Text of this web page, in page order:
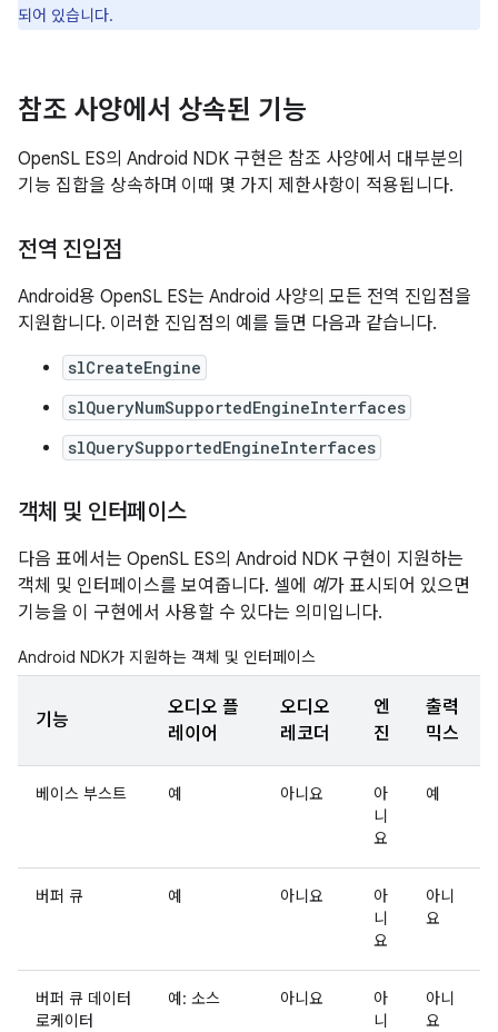
되어 있습니다.
참조 사양에서 상속된 기능
OpenSL ES의 Android NDK 구현은 참조 사양에서 대부분의
기능 집합을 상속하며 이때 몇 가지 제한사항이 적용됩니다.
전역 진입점
Android용 OpenSL ES는 Android 사양의 모든 전역 진입점을
지원합니다. 이러한 진입점의 예를 들면 다음과 같습니다.
slCreateEngine
slQueryNumSupportedEngineInterfaces
slQuerySupportedEngineInterfaces
객체 및 인터페이스
다음 표에서는 OpenSL ES의 Android NDK 구현이 지원하는
객체 및 인터페이스를 보여줍니다. 셀에 예가 표시되어 있으면
기능을 이 구현에서 사용할 수 있다는 의미입니다.
Android NDK가 지원하는 객체 및 인터페이스
기능
오디오 플
레이어
오디오
레코더
엔
진
출력
믹스
베이스 부스트 예 아니요
아
니
요
예
버퍼 큐 예 아니요
아
니
요
아니
요
버퍼 큐 데이터
로케이터
예: 소스 아니요
아
니
아니
요